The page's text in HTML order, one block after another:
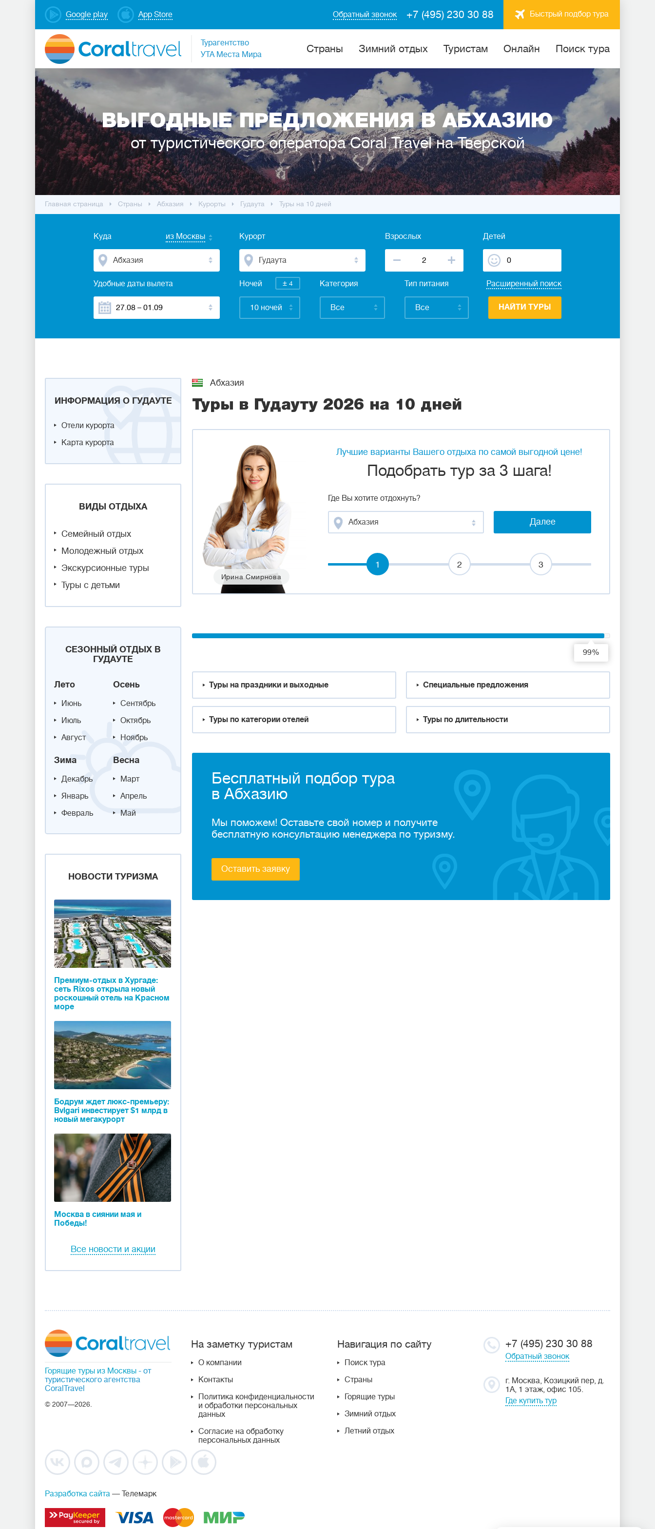
Google play App Store Быстрый подбор тура
+7 (495) 230 30 88
Обратный звонок
Турагентство
УТА Места Мира
Cтраны Зимний отдых Туристам Онлайн Поиск тура
ВЫГОДНЫЕ ПРЕДЛОЖЕНИЯ В АБХАЗИЮ
от туристического оператора Coral Travel на Тверской
Главная страница Cтраны Абхазия Курорты Гудаута Туры на 10 дней
Куда из Москвы
Абхазия
Курорт
Гудаута
Взрослых Детей
Удобные даты вылета Ночей ±4
10 ночей
Категория
Все
Тип питания
Все
Расширенный поиск
НАЙТИ ТУРЫ
ИНФОРМАЦИЯ О ГУДАУТЕ
Отели курорта
Карта курорта
ВИДЫ ОТДЫХА
Семейный отдых
Молодежный отдых
Экскурсионные туры
Туры с детьми
СЕЗОННЫЙ ОТДЫХ В
ГУДАУТЕ
Лето
Июнь
Июль
Август
Осень
Сентябрь
Октябрь
Ноябрь
Зима
Декабрь
Январь
Февраль
Весна
Март
Апрель
Май
НОВОСТИ ТУРИЗМА
Премиум-отдых в Хургаде:
сеть Rixos открыла новый
роскошный отель на Красном
море
Бодрум ждет люкс-премьеру:
Bvlgari инвестирует $1 млрд в
новый мегакурорт
Москва в сиянии мая и
Победы!
Все новости и акции
Абхазия
Туры в Гудауту 2026 на 10 дней
Ирина Смирнова
Лучшие варианты Вашего отдыха по самой выгодной цене!
Подобрать тур за 3 шага!
Где Вы хотите отдохнуть?
Абхазия Далее
1 2 3
99%
Туры на праздники и выходные Специальные предложения
Туры по категории отелей Туры по длительности
Бесплатный подбор тура
в Абхазию
Мы поможем! Оставьте свой номер и получите
бесплатную консультацию менеджера по туризму.
Оставить заявку
Горящие туры из Москвы - от
туристического агентства
CoralTravel
© 2007—2026.
На заметку туристам
О компании
Контакты
Политика конфиденциальности
и обработки персональных
данных
Согласие на обработку
персональных данных
Навигация по сайту
Поиск тура
Страны
Горящие туры
Зимний отдых
Летний отдых
+7 (495) 230 30 88
Обратный звонок
г. Москва, Козицкий пер, д.
1А, 1 этаж, офис 105.
Где купить тур
Разработка сайта — Телемарк